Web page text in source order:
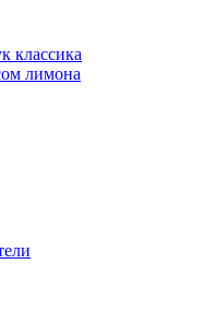
классика
лимона